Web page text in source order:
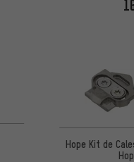
Hope Kit de